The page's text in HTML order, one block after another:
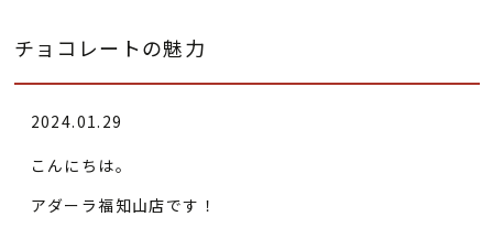
チョコレートの魅力
2024.01.29
こんにちは。
アダーラ福知山店です！